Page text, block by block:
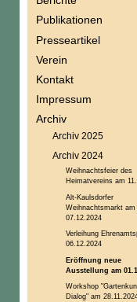
Publikationen
Presseartikel
Verein
Kontakt
Impressum
Archiv
Archiv 2025
Archiv 2024
Weihnachtsfeier des
Heimatvereins am
Alt-Kaulsdorfer
Weihnachtsmarkt am
07.12.2024
Verleihung
06.12.2024
Eröffnung neue
Ausstellung am
Workshop
Dialog" am